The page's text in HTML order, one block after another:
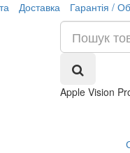
Доставка Гарантія /
Apple Vision